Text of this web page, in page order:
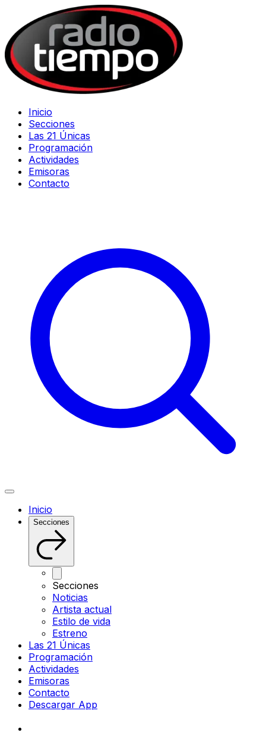
Inicio
Secciones
Las 21 Únicas
Programación
Actividades
Emisoras
Contacto
Inicio
Secciones
Secciones
Noticias
Artista actual
Estilo de vida
Estreno
Las 21 Únicas
Programación
Actividades
Emisoras
Contacto
Descargar App